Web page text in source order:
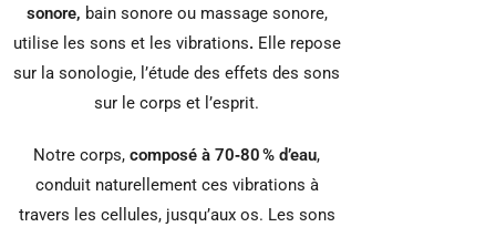
sonore, bain sonore ou massage sonore,
utilise les sons et les vibrations. Elle repose
sur la sonologie, l’étude des effets des sons
sur le corps et l’esprit.
Notre corps,composé à 70‑80 % d’eau,
conduit naturellement ces vibrations à
travers les cellules, jusqu’aux os. Les sons